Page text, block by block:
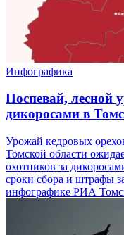
Инфографика
Поспевай, лесной
дикоросами в
Урожай кедровых
Томской области
охотников за
сроки сбора и штрафы
инфографике РИА